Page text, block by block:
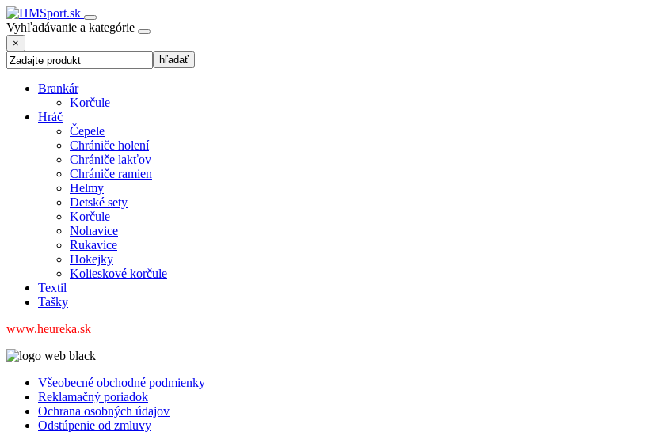
Vyhľadávanie a kategórie
×
Brankár
Korčule
Hráč
Čepele
Chrániče holení
Chrániče lakťov
Chrániče ramien
Helmy
Detské sety
Korčule
Nohavice
Rukavice
Hokejky
Kolieskové korčule
Textil
Tašky
www.heureka.sk
Všeobecné obchodné podmienky
Reklamačný poriadok
Ochrana osobných údajov
Odstúpenie od zmluvy